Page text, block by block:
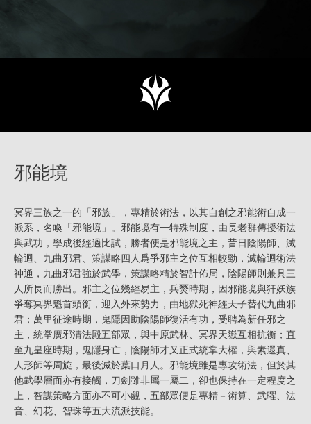
邪能境
冥界三族之一的「邪族」，專精於術法，以其自創之邪能術自成一
派系，名喚「邪能境」。邪能境有一特殊制度，由長老群傳授術法
與武功，學成後經過比試，勝者便是邪能境之主，昔日陰陽師、滅
輪迴、九曲邪君、策謀略四人爲爭邪主之位互相較勁，滅輪迴術法
神通，九曲邪君強於武學，策謀略精於智計佈局，陰陽師則兼具三
人所長而勝出。邪主之位幾經易主，兵燹時期，因邪能境與犴妖族
爭奪冥界魁首頭銜，迎入外來勢力，由地獄死神經天子替代九曲邪
君；萬里征途時期，鬼隱因助陰陽師復活有功，受聘為新任邪之
主，統掌廣邪清法殿五部眾，與中原武林、冥界天嶽互相抗衡；直
至九皇座時期，鬼隱身亡，陰陽師才又正式統掌大權，與素還真、
人形師等周旋，最後滅於葉口月人。邪能境雖是專攻術法，但於其
他武學層面亦有接觸，刀劍雖非屬一屬二，卻也保持在一定程度之
上，智謀策略方面亦不可小覷，五部眾便是專精－術算、武曜、法
音、幻花、智珠等五大流派技能。